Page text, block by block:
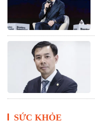
SỨC KHỎE